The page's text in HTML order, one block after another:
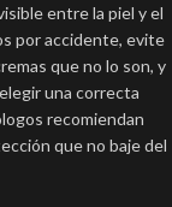
entre la piel y el
por accidente, evite
que no lo son, y
una correcta
recomiendan
que no baje del